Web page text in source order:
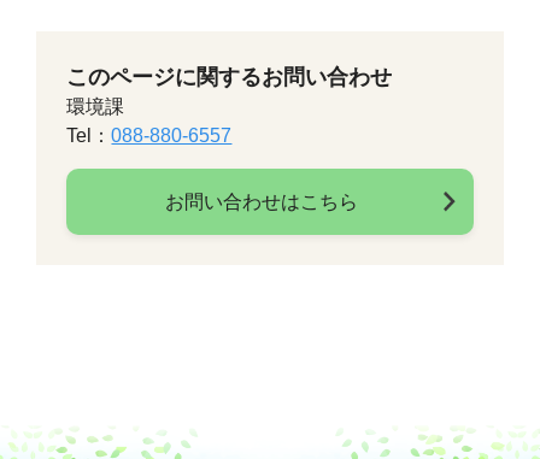
このページに関するお問い合わせ
環境課
Tel：088-880-6557
お問い合わせはこちら